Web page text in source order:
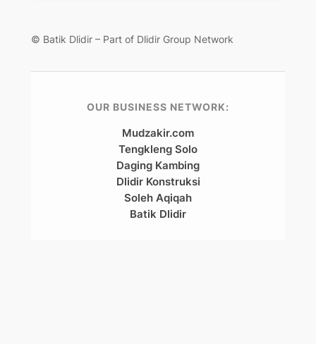
© Batik Dlidir – Part of Dlidir Group Network
OUR BUSINESS NETWORK:
Mudzakir.com
Tengkleng Solo
Daging Kambing
Dlidir Konstruksi
Soleh Aqiqah
Batik Dlidir